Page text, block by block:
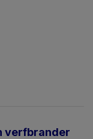
verfbrander